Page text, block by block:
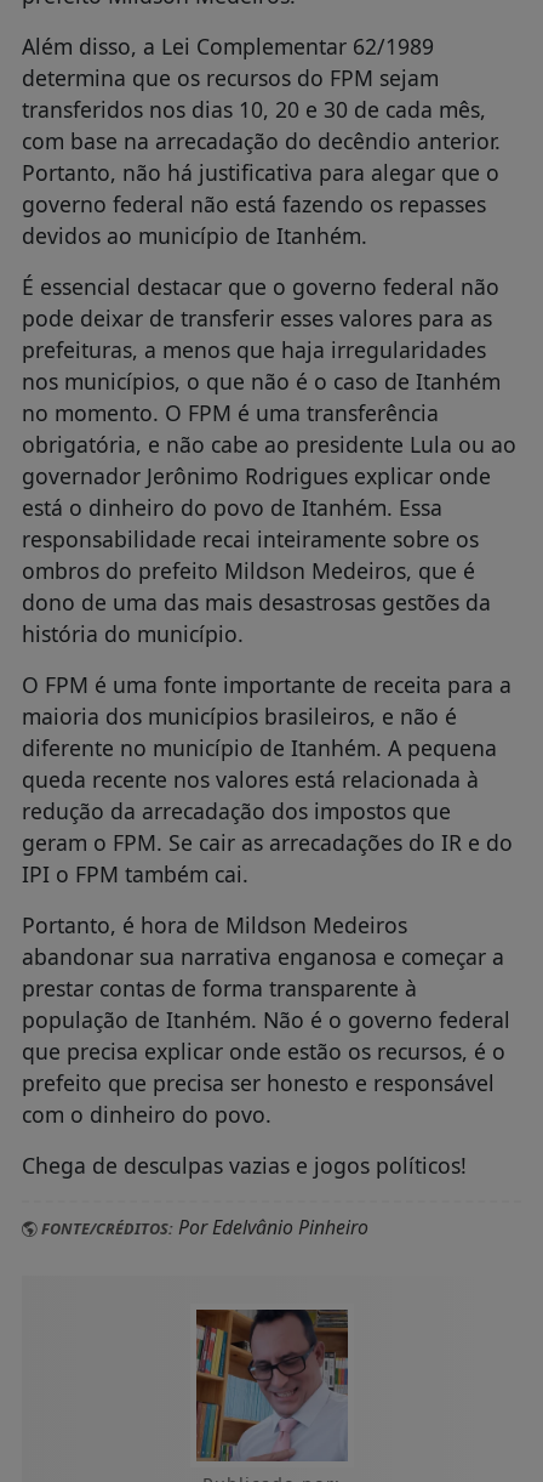
Além disso, a Lei Complementar 62/1989
determina que os recursos do FPM sejam
transferidos nos dias 10, 20 e 30 de cada mês,
com base na arrecadação do decêndio anterior.
Portanto, não há justificativa para alegar que o
governo federal não está fazendo os repasses
devidos ao município de Itanhém.
É essencial destacar que o governo federal não
pode deixar de transferir esses valores para as
prefeituras, a menos que haja irregularidades
nos municípios, o que não é o caso de Itanhém
no momento. O FPM é uma transferência
obrigatória, e não cabe ao presidente Lula ou ao
governador Jerônimo Rodrigues explicar onde
está o dinheiro do povo de Itanhém. Essa
responsabilidade recai inteiramente sobre os
ombros do prefeito Mildson Medeiros, que é
dono de uma das mais desastrosas gestões da
história do município.
O FPM é uma fonte importante de receita para a
maioria dos municípios brasileiros, e não é
diferente no município de Itanhém. A pequena
queda recente nos valores está relacionada à
redução da arrecadação dos impostos que
geram o FPM. Se cair as arrecadações do IR e do
IPI o FPM também cai.
Portanto, é hora de Mildson Medeiros
abandonar sua narrativa enganosa e começar a
prestar contas de forma transparente à
população de Itanhém. Não é o governo federal
que precisa explicar onde estão os recursos, é o
prefeito que precisa ser honesto e responsável
com o dinheiro do povo.
Chega de desculpas vazias e jogos políticos!
FONTE/CRÉDITOS:Por Edelvânio Pinheiro